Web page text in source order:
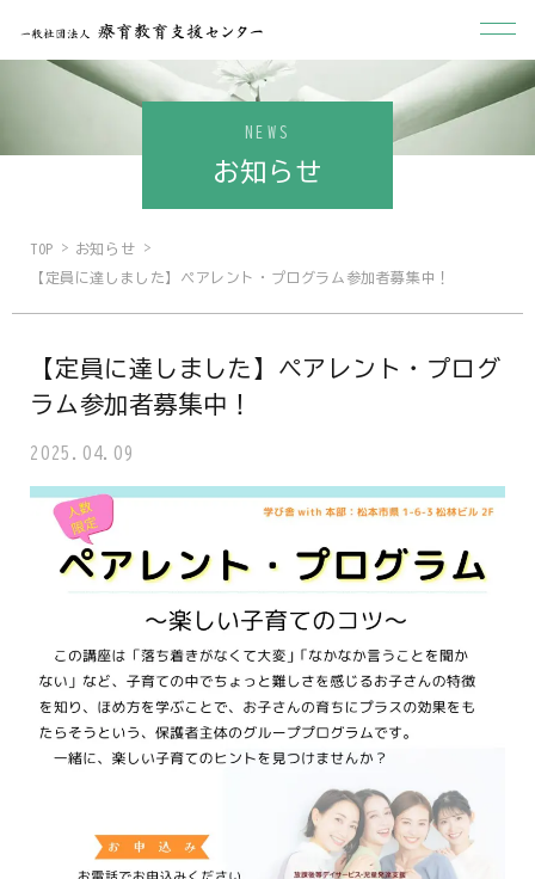
NEWS
お知らせ
TOP
お知らせ
【定員に達しました】ペアレント・プログラム参加者募集中！
【定員に達しました】ペアレント・プログ
ラム参加者募集中！
2025.04.09